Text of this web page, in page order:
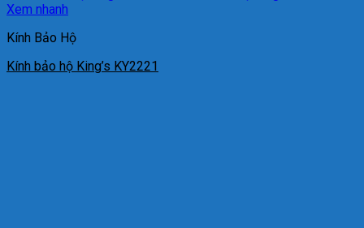
Xem nhanh
Kính Bảo Hộ
Kính bảo hộ King’s KY2221